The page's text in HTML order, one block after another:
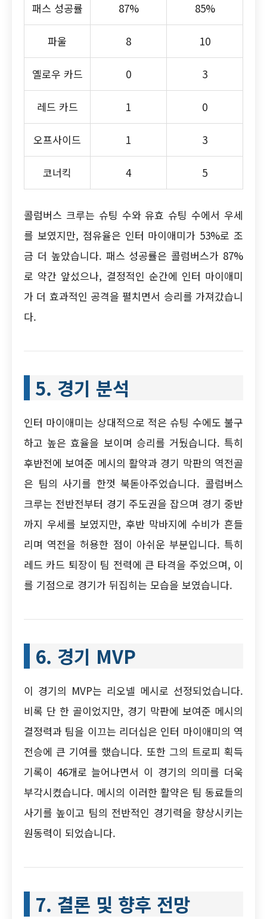
패스 성공률 87% 85%
파울 8 10
옐로우 카드 0 3
레드 카드 1 0
오프사이드 1 3
코너킥 4 5
콜럼버스 크루는 슈팅 수와 유효 슈팅 수에서 우세
를 보였지만, 점유율은 인터 마이애미가 53%로 조
금 더 높았습니다. 패스 성공률은 콜럼버스가 87%
로 약간 앞섰으나, 결정적인 순간에 인터 마이애미
가 더 효과적인 공격을 펼치면서 승리를 가져갔습니
다.
5. 경기 분석
인터 마이애미는 상대적으로 적은 슈팅 수에도 불구
하고 높은 효율을 보이며 승리를 거뒀습니다. 특히
후반전에 보여준 메시의 활약과 경기 막판의 역전골
은 팀의 사기를 한껏 북돋아주었습니다. 콜럼버스
크루는 전반전부터 경기 주도권을 잡으며 경기 중반
까지 우세를 보였지만, 후반 막바지에 수비가 흔들
리며 역전을 허용한 점이 아쉬운 부분입니다. 특히
레드 카드 퇴장이 팀 전력에 큰 타격을 주었으며, 이
를 기점으로 경기가 뒤집히는 모습을 보였습니다.
6. 경기 MVP
이 경기의 MVP는 리오넬 메시로 선정되었습니다.
비록 단 한 골이었지만, 경기 막판에 보여준 메시의
결정력과 팀을 이끄는 리더십은 인터 마이애미의 역
전승에 큰 기여를 했습니다. 또한 그의 트로피 획득
기록이 46개로 늘어나면서 이 경기의 의미를 더욱
부각시켰습니다. 메시의 이러한 활약은 팀 동료들의
사기를 높이고 팀의 전반적인 경기력을 향상시키는
원동력이 되었습니다.
7. 결론 및 향후 전망